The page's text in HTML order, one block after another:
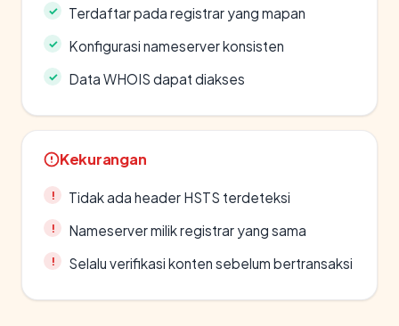
Terdaftar pada registrar yang mapan
Konfigurasi nameserver konsisten
Data WHOIS dapat diakses
Kekurangan
Tidak ada header HSTS terdeteksi
Nameserver milik registrar yang sama
Selalu verifikasi konten sebelum bertransaksi